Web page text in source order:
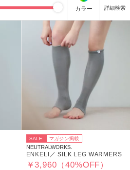
カラー
SALE マガジン掲載
NEUTRALWORKS.
ENKELI／ SILK LEG WARMERS
￥3,960（40%OFF）